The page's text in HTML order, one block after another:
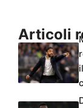
Articoli